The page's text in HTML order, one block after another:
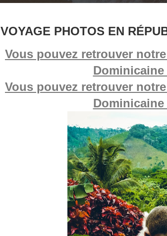
VOYAGE PHOTOS EN
Vous pouvez retrouver
Dominicaine
Vous pouvez retrouver
Dominicaine